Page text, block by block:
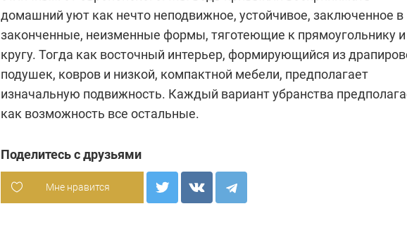
домашний уют как нечто неподвижное, устойчивое, заключенное в
законченные, неизменные формы, тяготеющие к прямоугольнику и
кругу. Тогда как восточный интерьер, формирующийся из
подушек, ковров и низкой, компактной мебели, предполагает
изначальную подвижность. Каждый вариант убранства
как возможность все остальные.
Поделитесь с друзьями
Мне нравится